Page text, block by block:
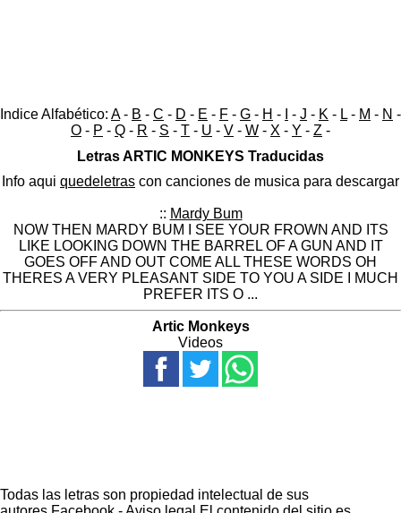
Indice Alfabético: A- B - C - D - E - F - G - H - - J - K - L - M - N -
O - P - Q - R - S - T - U - V - W - X - Y - Z -
Letras ARTIC MONKEYS Traducidas
Info aqui quedeletras con canciones de musica para descargar
:: Mardy Bum
NOW THEN MARDY BUM I SEE YOUR FROWN AND ITS
LIKE LOOKING DOWN THE BARREL OF A GUN AND IT
GOES OFF AND OUT COME ALL THESE WORDS OH
THERES A VERY PLEASANT SIDE TO YOU A SIDE I MUCH
PREFER ITS O ...
Artic Monkeys
Videos
Todas las letras son propiedad intelectual de sus